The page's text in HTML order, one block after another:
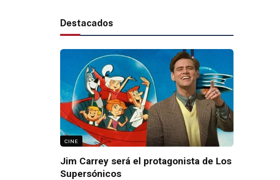
Destacados
CINE
Jim Carrey será el protagonista de Los
Supersónicos